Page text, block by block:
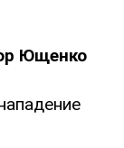
Ющенко